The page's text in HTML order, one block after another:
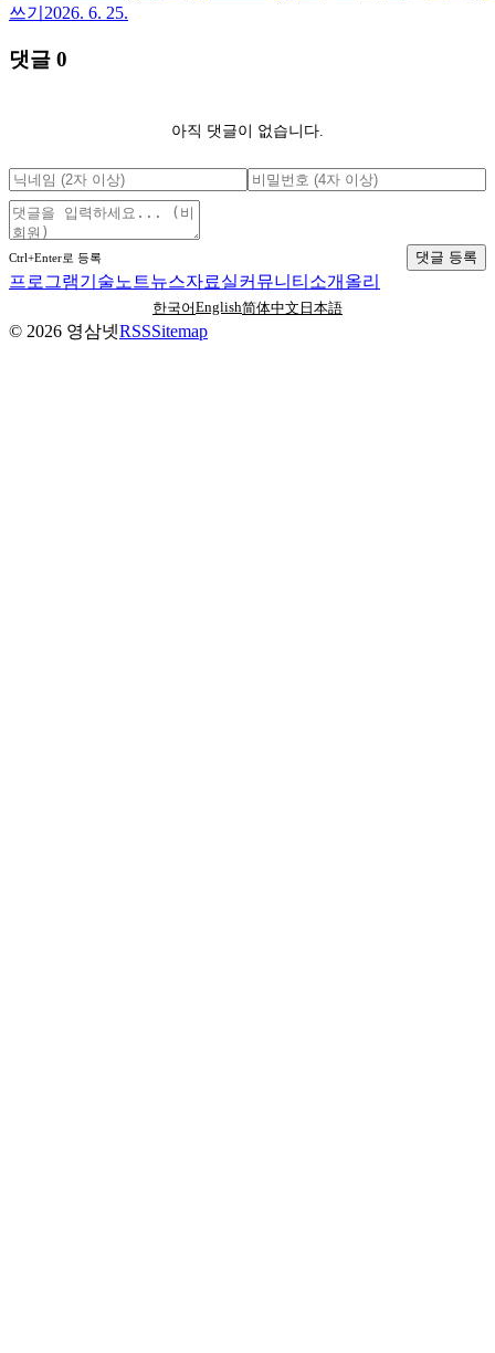
쓰기 2026. 6. 25.
댓글 0
아직 댓글이 없습니다.
Ctrl+Enter로 등록 댓글 등록
프로그램기술노트뉴스자료실커뮤니티 소개 올리
한국어English简体中文 日本語
© 2026 영삼넷RSSSitemap